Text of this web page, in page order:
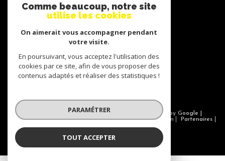
suivre
adhérons
© 2026 | Tous droits réservés | Traduction powered by Google |
Nos honoraires
Plan du site Mentions légales Admin
Partenaires
Comme beaucoup, notre site
utilise les cookies
On aimerait vous accompagner pendant
votre visite.
En poursuivant, vous acceptez l'utilisation des
cookies par ce site, afin de vous proposer des
contenus adaptés et réaliser des statistiques !
PARAMÉTRER
TOUT ACCEPTER